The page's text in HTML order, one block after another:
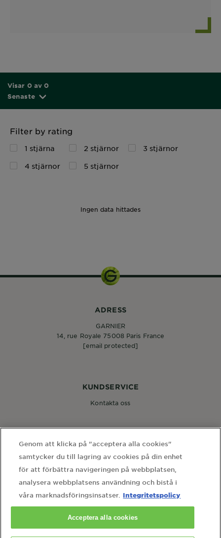
Visar 0 av 0
Senaste
Filter by rating
1 stjärna 2 stjärnor
3 stjärnor
4 stjärnor
5 stjärnor
Ingen data hittades
webbkarta användarvillkor
cookie-inställningar
kontakta vårt dataskyddsombud
KUNDSERVICE
Kontakta oss
ADRESS
GARNIER
14, rue Royale 75008 Paris France
[email protected]
Genom att klicka på "acceptera alla cookies"
samtycker du till lagring av cookies på din enhet
för att förbättra navigeringen på webbplatsen,
analysera webbplatsens användning och bistå i
våra marknadsföringsinsatser. Integritetspolicy
Acceptera alla cookies